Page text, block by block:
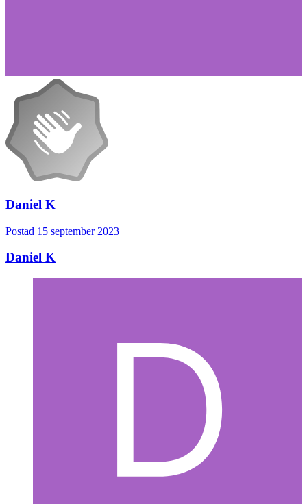
Daniel K
Postad 15 september 2023
Daniel K